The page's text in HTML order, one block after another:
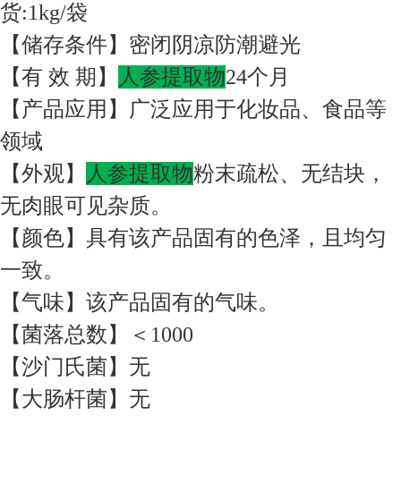
货:1kg/袋
【储存条件】密闭阴凉防潮避光
【有 效 期】
人参提取物24个月
【产品应用】广泛应用于化妆品、食品等
领域
【外观】
人参提取物粉末疏松、无结块，
无肉眼可见杂质。
【颜色】具有该产品固有的色泽，且均匀
一致。
【气味】该产品固有的气味。
【菌落总数】＜1000
【沙门氏菌】无
【大肠杆菌】无